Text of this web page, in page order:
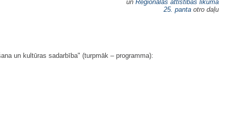
un Reģionālās attīstības likuma
25. panta otro daļu
un kultūras sadarbība" (turpmāk – programma):